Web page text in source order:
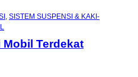
, SISTEM SUSPENSI & KAKI-
Terdekat